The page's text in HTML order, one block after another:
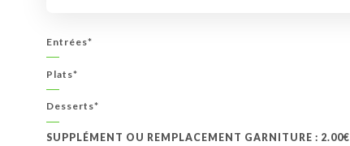
Entrées*
Plats*
Desserts*
SUPPLÉMENT OU REMPLACEMENT GARNITURE : 2.00€